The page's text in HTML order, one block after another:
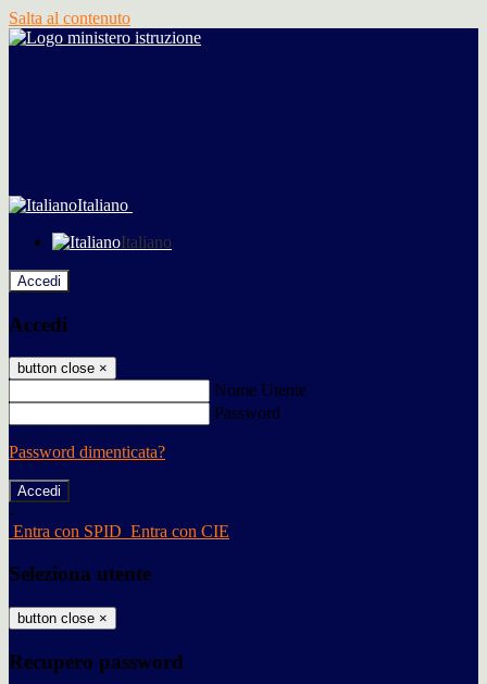
Salta al contenuto
Italiano
Italiano
Accedi
Accedi
button close ×
Nome Utente
Password
Password dimenticata?
-
Entra con SPID Entra con CIE
Seleziona utente
button close ×
Recupero password